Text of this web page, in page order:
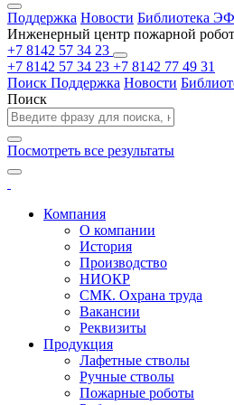
Поддержка Новости Библиотека
Инженерный центр пожарной
+7 8142 57 34 23
+7 8142 57 34 23 +7 8142 77 49 31
Поиск Поддержка Новости
Поиск
Посмотреть все результаты
Компания
О компании
История
Производство
НИОКР
СМК. Охрана труда
Вакансии
Реквизиты
Продукция
Лафетные стволы
Ручные стволы
Пожарные роботы